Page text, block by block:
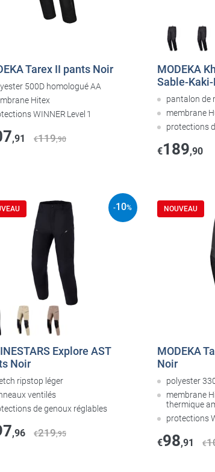
Tarex II pants Noir
500D homologué AA
Hitex
WINNER Level 1
,91 €119,90
MODEKA
Sable-
pantalon de
membrane
protections
€189,90
Explore AST
Noir
ripstop léger
ventilés
de genoux réglables
,96 €219,95
-10% NOUVEAU
MODEKA
Noir
polyester
membrane
thermique
protections
€98,91 €